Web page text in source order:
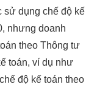
sử dụng chế độ kế
nhưng doanh
theo Thông tư
toán, ví dụ như
độ kế toán theo